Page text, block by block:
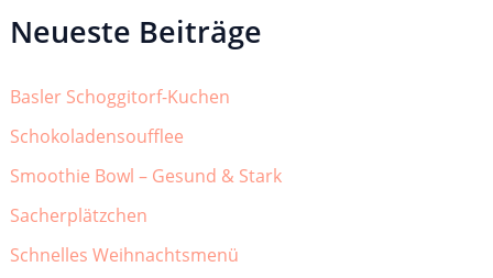
Neueste Beiträge
Basler Schoggitorf-Kuchen
Schokoladensoufflee
Smoothie Bowl – Gesund & Stark
Sacherplätzchen
Schnelles Weihnachtsmenü